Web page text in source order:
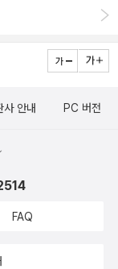
사 안내 PC 버전
FAQ